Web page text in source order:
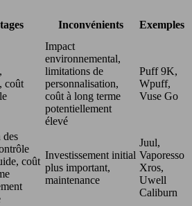
Inconvénients Exemples
coût
Impact
environnemental,
limitations de
personnalisation,
coût à long terme
potentiellement
élevé
Puff 9K,
Wpuff,
Vuse Go
des
coût
Investissement initial
plus important,
maintenance
Juul,
Vaporesso
Xros,
Uwell
Caliburn